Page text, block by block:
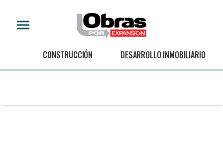
CONSTRUCCIÓN DESARROLLO INMOBILIARIO